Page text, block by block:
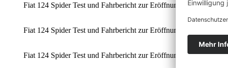
Fiat 124 Spider Test und Fahrbericht zur Eröffnung der Cabrio
Fiat 124 Spider Test und Fahrbericht zur Eröffnung der Cabrio
Fiat 124 Spider Test und Fahrbericht zur Eröffnung der Cabrio